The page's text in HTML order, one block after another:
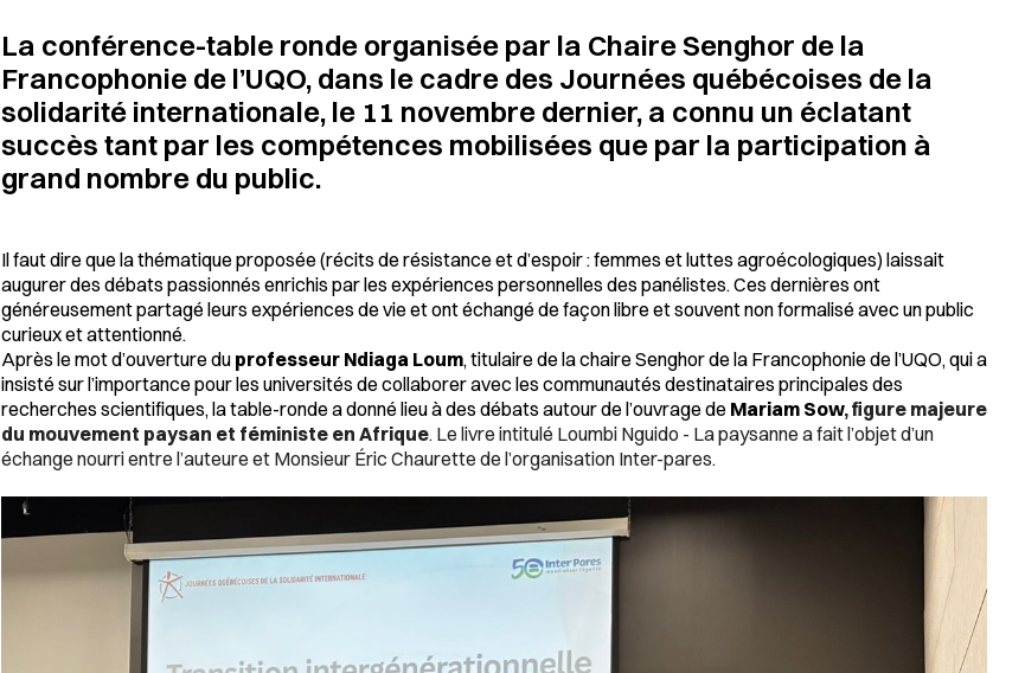
La conférence-table ronde organisée par la Chaire Senghor de la
Francophonie de l’UQO, dans le cadre des Journées québécoises de la
solidarité internationale, le 11 novembre dernier, a connu un éclatant
succès tant par les compétences mobilisées que par la participation à
grand nombre du public.
Il faut dire que la thématique proposée (récits de résistance et d’espoir : femmes et luttes agroécologiques) laissait
augurer des débats passionnés enrichis par les expériences personnelles des panélistes. Ces dernières ont
généreusement partagé leurs expériences de vie et ont échangé de façon libre et souvent non formalisé avec un public
curieux et attentionné.
Après le mot d’ouverture du professeur Ndiaga Loum, titulaire de la chaire Senghor de la Francophonie de l’UQO, qui a
insisté sur l’importance pour les universités de collaborer avec les communautés destinataires principales des
recherches scientifiques, la table-ronde a donné lieu à des débats autour de l’ouvrage de Mariam Sow, figure majeure
du mouvement paysan et féministe en Afrique. Le livre intitulé Loumbi Nguido - La paysanne a fait l’objet d’un
échange nourri entre l’auteure et Monsieur Éric Chaurette de l’organisation Inter-pares.